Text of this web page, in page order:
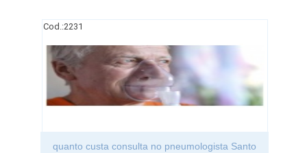
Cod.:2231
quanto custa consulta no pneumologista Santo